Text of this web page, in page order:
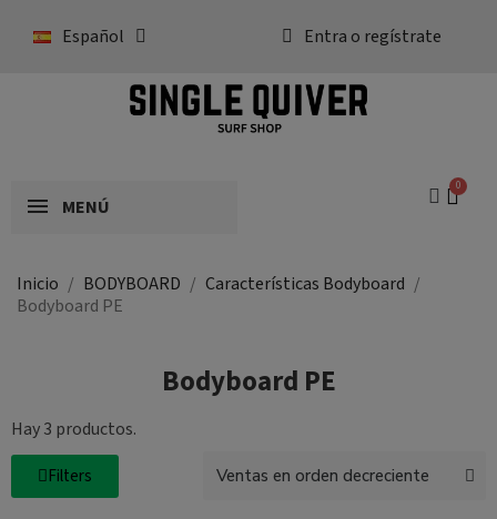
Español Entra o regístrate
MENÚ
Inicio BODYBOARD
Características Bodyboard
Bodyboard PE
Bodyboard PE
Hay 3 productos.
Filters